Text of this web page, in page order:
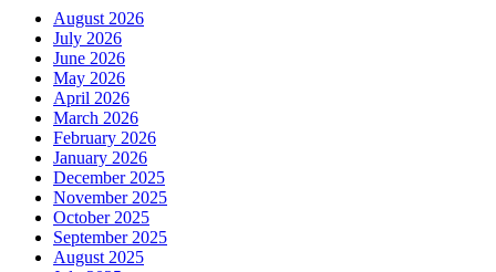
August 2026
July 2026
June 2026
May 2026
April 2026
March 2026
February 2026
January 2026
December 2025
November 2025
October 2025
September 2025
August 2025